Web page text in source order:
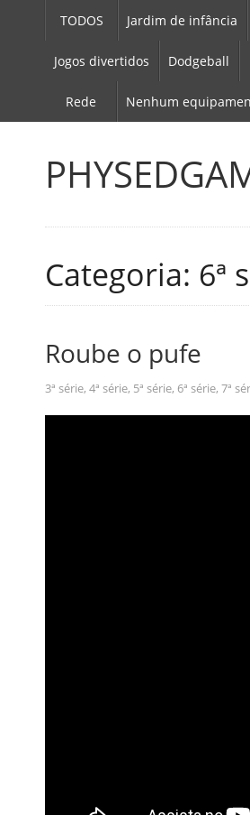
TODOS Jardim de infância
Jogos divertidos Dodgeball
Rede Nenhum
Categoria: 6ª
Roube o pufe
3ª série, 4ª série, 5ª série, 6ª série, 7ª